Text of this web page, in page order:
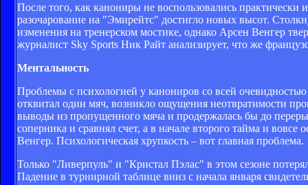
После того, как канониры не воспользовались практически
разочарование на "Эмирейтс" достигло новых высот.
изменения на тренерском мостике, однако Арсен Венгер
журналист Sky Sports Ник Райт анализирует, что же
Ментальность
Проблемы с психологией у канониров со всей
отквитал один мяч, возникло ощущения неотвратимости
выводы из пропущенного мяча и продержалась бы до
соперника и сравнял счет, а в начале второго тайма и
Венгер. Психологическая хрупкость – вот главная проблема.
Только "Ливерпуль" и "Кристал Пэлас" в этом сезоне
Падение в турнирной таблице вниз с начала января